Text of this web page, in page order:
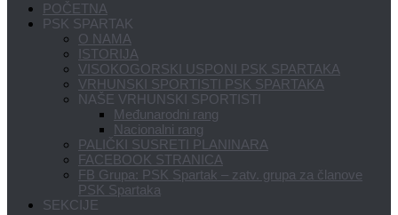
POČETNA
PSK SPARTAK
O NAMA
ISTORIJA
VISOKOGORSKI USPONI PSK SPARTAKA
VRHUNSKI SPORTISTI PSK SPARTAKA
NAŠE VRHUNSKI SPORTISTI
Međunarodni rang
Nacionalni rang
PALIČKI SUSRETI PLANINARA
FACEBOOK STRANICA
FB Grupa: PSK Spartak – zatv. grupa za članove
PSK Spartaka
SEKCIJE